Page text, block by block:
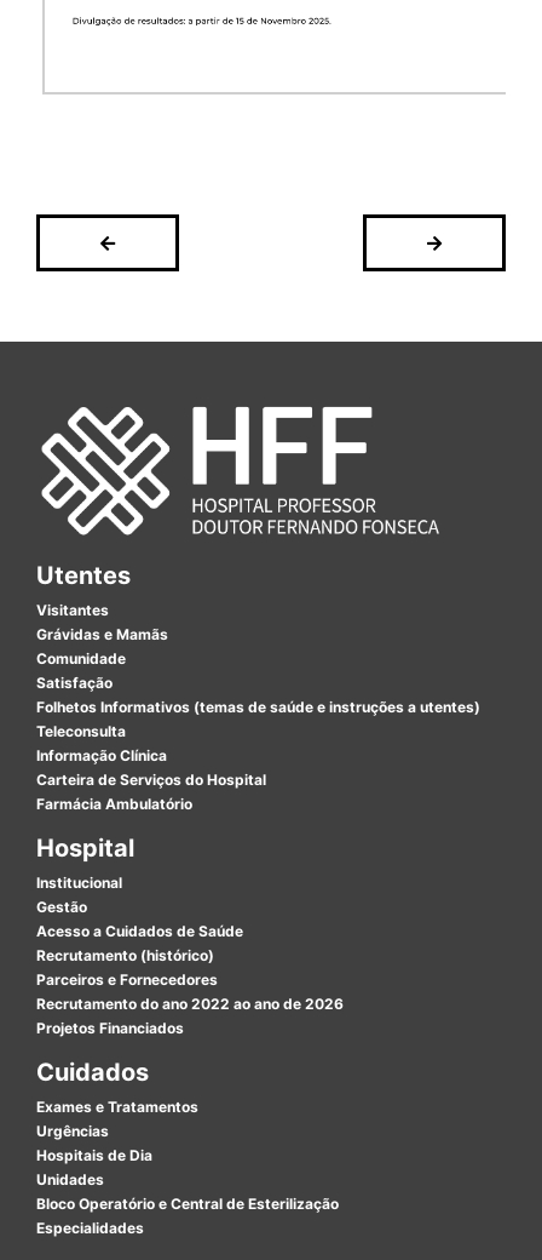
Utentes
Visitantes
Grávidas e Mamãs
Comunidade
Satisfação
Folhetos Informativos (temas de saúde e instruções a utentes)
Teleconsulta
Informação Clínica
Carteira de Serviços do Hospital
Farmácia Ambulatório
Hospital
Institucional
Gestão
Acesso a Cuidados de Saúde
Recrutamento (histórico)
Parceiros e Fornecedores
Recrutamento do ano 2022 ao ano de 2026
Projetos Financiados
Cuidados
Exames e Tratamentos
Urgências
Hospitais de Dia
Unidades
Bloco Operatório e Central de Esterilização
Especialidades